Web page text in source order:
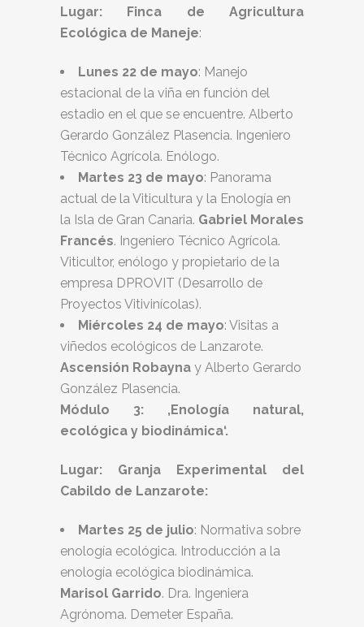
Lugar: Finca de Agricultura
Ecológica de Maneje:
Lunes 22 de mayo: Manejo
estacional de la viña en función del
estadio en el que se encuentre. Alberto
Gerardo González Plasencia. Ingeniero
Técnico Agrícola. Enólogo.
Martes 23 de mayo: Panorama
actual de la Viticultura y la Enología en
la Isla de Gran Canaria. Gabriel Morales
Francés. Ingeniero Técnico Agrícola.
Viticultor, enólogo y propietario de la
empresa DPROVIT (Desarrollo de
Proyectos Vitivinícolas).
Miércoles 24 de mayo: Visitas a
viñedos ecológicos de Lanzarote.
Ascensión Robayna y Alberto Gerardo
González Plasencia.
Módulo 3: ‚Enología natural,
ecológica y biodinámica‘.
Lugar: Granja Experimental del
Cabildo de Lanzarote:
Martes 25 de julio: Normativa sobre
enología ecológica. Introducción a la
enología ecológica biodinámica.
Marisol Garrido. Dra. Ingeniera
Agrónoma. Demeter España.